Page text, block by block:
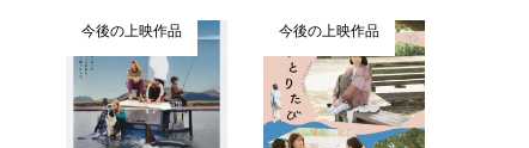
今後の上映作品 今後の上映作品